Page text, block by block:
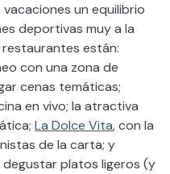
un equilibrio
deportivas muy a la
están:
con una zona de
cenas temáticas;
en vivo; la atractiva
La Dolce Vita, con la
de la carta; y
degustar platos ligeros (y